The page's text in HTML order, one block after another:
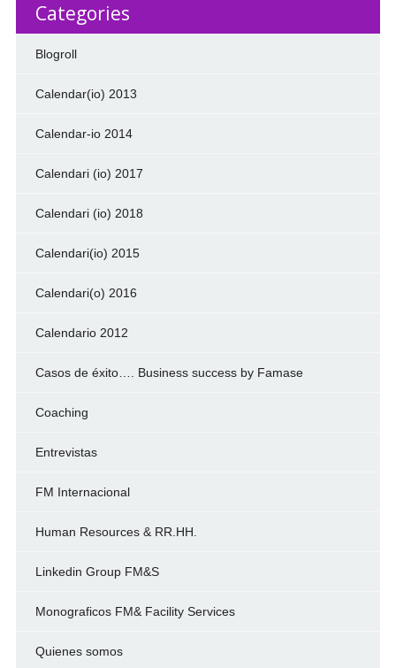
Categories
Blogroll
Calendar(io) 2013
Calendar-io 2014
Calendari (io) 2017
Calendari (io) 2018
Calendari(io) 2015
Calendari(o) 2016
Calendario 2012
Casos de éxito…. Business success by Famase
Coaching
Entrevistas
FM Internacional
Human Resources & RR.HH.
Linkedin Group FM&S
Monograficos FM& Facility Services
Quienes somos